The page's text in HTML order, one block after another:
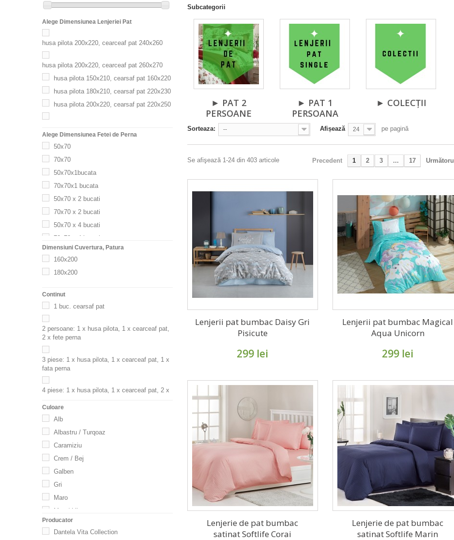
Alege Dimensiunea Lenjeriei Pat
husa pilota 200x220, cearceaf pat 240x260
husa pilota 200x220, cearceaf pat 260x270
husa pilota 150x210, cearsaf pat 160x220
husa pilota 180x210, cearsaf pat 220x230
husa pilota 200x220, cearsaf pat 220x250
cearsaf 160x240, husa pilota 160x220
cearsaf 160x200 CU ELASTIC, husa pilota
200x220
Alege Dimensiunea Fetei de Perna
50x70
70x70
50x70x1bucata
70x70x1 bucata
50x70 x 2 bucati
70x70 x 2 bucati
50x70 x 4 bucati
70x70 x 4 bucati
50x70 x 2 bucati si 70x70 x 2 bucati
Dimensiuni Cuvertura, Patura
160x200
180x200
Continut
1 buc. cearsaf pat
2 persoane: 1 x husa pilota, 1 x cearceaf pat,
2 x fete perna
3 piese: 1 x husa pilota, 1 x cearceaf pat, 1 x
fata perna
4 piese: 1 x husa pilota, 1 x cearceaf pat, 2 x
6 piese: 1 x husa pilota , 1 x cearceaf pat, 4 x
fete perna
Cuvertura & Lenjerii de pat, 7 piese
Patura&Lenjerii de pat, 5 piese
Culoare
Alb
Albastru / Turqoaz
Caramiziu
Crem / Bej
Galben
Gri
Maro
Mov / Lila
Multicolor
Producator
Dantela Vita Collection
Subcategorii
► PAT 2
PERSOANE
► PAT 1
PERSOANA
► COLECȚII
Sorteaza: -- Afișează 24 pe pagină
Precedent 1 2 3 ... 17 Următorul
Se afişează 1-24 din 403 articole
Lenjerii pat bumbac Daisy Gri
Pisicute
299 lei
Lenjerii pat bumbac Magical
Aqua Unicorn
299 lei
Lenjerie de pat bumbac
satinat Softlife Corai
Lenjerie de pat bumbac
satinat Softlife Marin